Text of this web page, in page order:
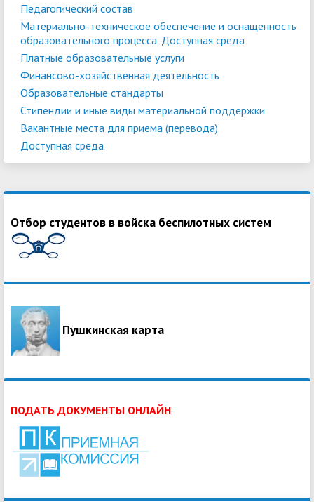
Педагогический состав
Материально-техническое обеспечение и оснащенность
образовательного процесса. Доступная среда
Платные образовательные услуги
Финансово-хозяйственная деятельность
Образовательные стандарты
Стипендии и иные виды материальной поддержки
Вакантные места для приема (перевода)
Доступная среда
Отбор студентов в войска беспилотных систем
Пушкинская карта
ПОДАТЬ ДОКУМЕНТЫ ОНЛАЙН